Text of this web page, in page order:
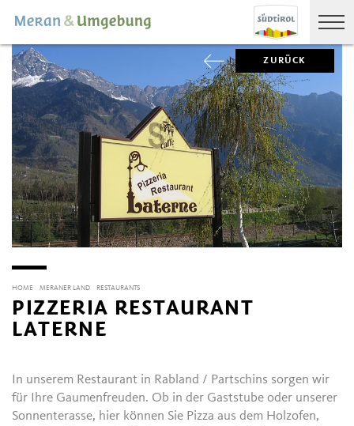
ZURÜCK
HOME MERANER LAND RESTAURANTS
PIZZERIA RESTAURANT
LATERNE
In unserem Restaurant in Rabland / Partschins sorgen wir
für Ihre Gaumenfreuden. Ob in der Gaststube oder unserer
Sonnenterasse, hier können Sie Pizza aus dem Holzofen,